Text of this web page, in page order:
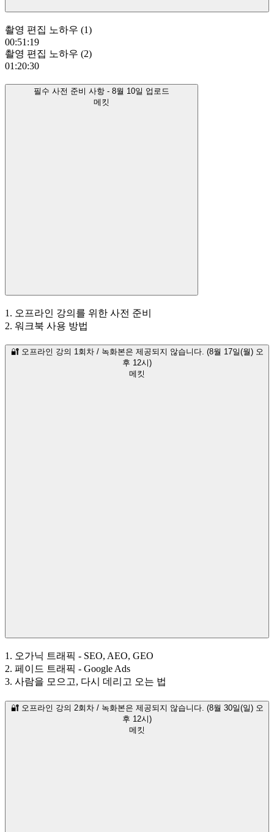
촬영 편집 노하우 (1)
00:51:19
촬영 편집 노하우 (2)
01:20:30
필수 사전 준비 사항 - 8월 10일 업로드
메킷
1. 오프라인 강의를 위한 사전 준비
2. 워크북 사용 방법
🔐 오프라인 강의 1회차 / 녹화본은 제공되지 않습니다. (8월 17일(월) 오
후 12시)
메킷
1. 오가닉 트래픽 - SEO, AEO, GEO
2. 페이드 트래픽 - Google Ads
3. 사람을 모으고, 다시 데리고 오는 법
🔐 오프라인 강의 2회차 / 녹화본은 제공되지 않습니다. (8월 30일(일) 오
후 12시)
메킷